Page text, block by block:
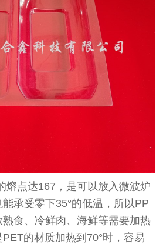
熔点达167，是可以放入微波炉
承受零下35°的低温，所以PP
食、冷鲜肉、海鲜等需要加热
的材质加热到70°时，容易